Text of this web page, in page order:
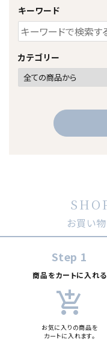
キーワード
カテゴリー
キーワード
カテゴリー
お買い
Step 1
商品をカートに入れる
add_shopping_cart
お気に入りの商品を
カートに入れます。